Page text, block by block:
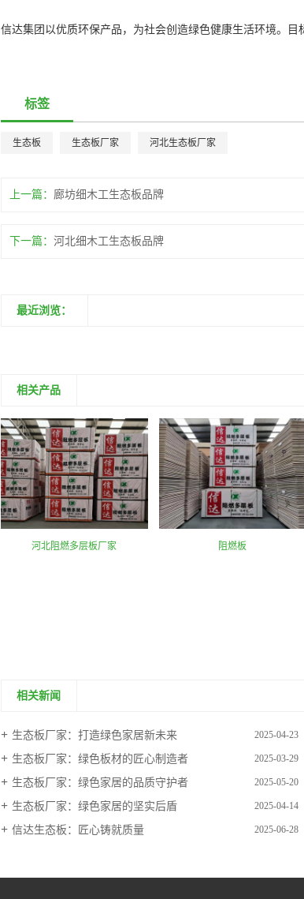
信达集团以优质环保产品，为社会创造绿色健康生活环境。目
标签
生态板 生态板厂家 河北生态板厂家
上一篇： 廊坊细木工生态板品牌
下一篇： 河北细木工生态板品牌
最近浏览：
相关产品
河北阻燃多层板厂家 阻燃板
相关新闻
生态板厂家：打造绿色家居新未来 2025-04-23
生态板厂家：绿色板材的匠心制造者 2025-03-29
生态板厂家：绿色家居的品质守护者 2025-05-20
生态板厂家：绿色家居的坚实后盾 2025-04-14
信达生态板：匠心铸就质量 2025-06-28